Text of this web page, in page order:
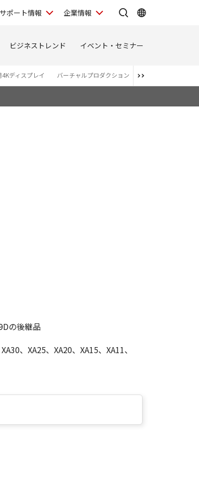
ポート情報 企業情報
ビジネストレンド イベント・セミナー
ディスプレイ バーチャルプロダクション 関連商品・アライア
の後継品
、XA25、XA20、XA15、XA11、